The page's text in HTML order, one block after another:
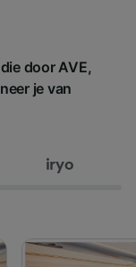
door AVE,
je van
iryo